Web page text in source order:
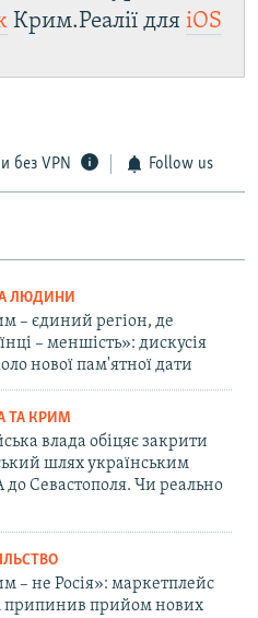
Крим.Реалії для iOS
без VPN Follow us
ЛЮДИНИ
– єдиний регіон, де
– меншість»: дискусія
нової пам'ятної дати
ТА КРИМ
влада обіцяє закрити
шлях українським
до Севастополя. Чи реально
– не Росія»: маркетплейс
припинив прийом нових